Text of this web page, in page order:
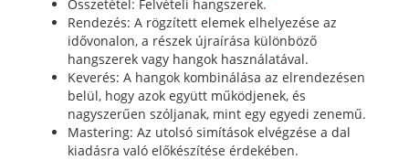
Összetétel: Felvételi hangszerek.
Rendezés: A rögzített elemek elhelyezése az
idővonalon, a részek újraírása különböző
hangszerek vagy hangok használatával.
Keverés: A hangok kombinálása az elrendezésen
belül, hogy azok együtt működjenek, és
nagyszerűen szóljanak, mint egy egyedi zenemű.
Mastering: Az utolsó simítások elvégzése a dal
kiadásra való előkészítése érdekében.